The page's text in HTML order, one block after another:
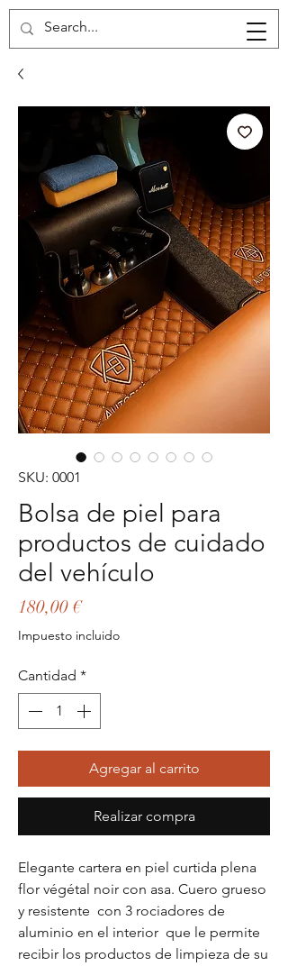
SKU: 0001
Bolsa de piel para
productos de cuidado
del vehículo
180,00 €Precio
Impuesto incluido
Cantidad *
Agregar al carrito
Realizar compra
Elegante cartera en piel curtida plena
flor végétal noir con asa. Cuero grueso
y resistente con 3 rociadores de
aluminio en el interior que le permite
recibir los productos de limpieza de su